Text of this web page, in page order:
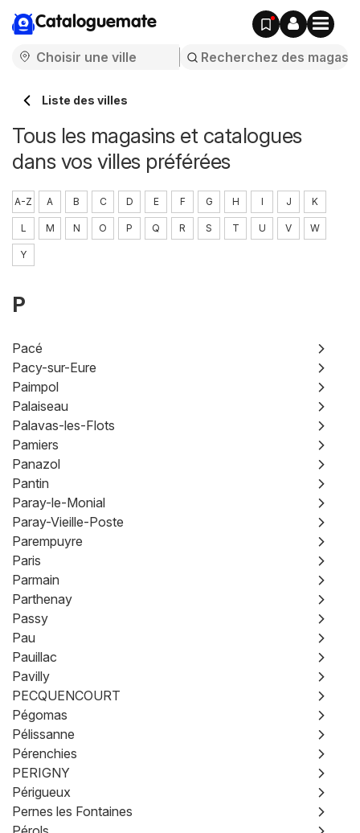
Cataloguemate
Liste des villes
Tous les magasins et catalogues
dans vos villes préférées
A-Z A B C D E F G H I J K
L M N O P Q R S T U V W
Y
P
Pacé
Pacy-sur-Eure
Paimpol
Palaiseau
Palavas-les-Flots
Pamiers
Panazol
Pantin
Paray-le-Monial
Paray-Vieille-Poste
Parempuyre
Paris
Parmain
Parthenay
Passy
Pau
Pauillac
Pavilly
PECQUENCOURT
Pégomas
Pélissanne
Pérenchies
PERIGNY
Périgueux
Pernes les Fontaines